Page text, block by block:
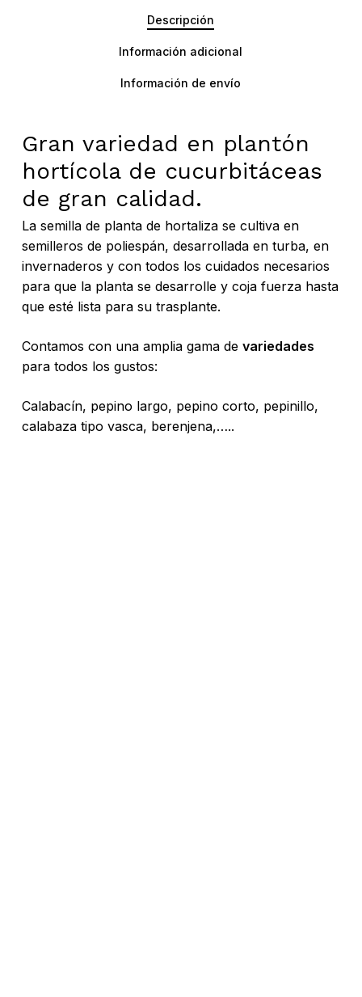
Descripción
Información adicional
Información de envío
Gran variedad en plantón
hortícola de cucurbitáceas
de gran calidad.
La semilla de planta de hortaliza se cultiva en
semilleros de poliespán, desarrollada en turba, en
invernaderos y con todos los cuidados necesarios
para que la planta se desarrolle y coja fuerza hasta
que esté lista para su trasplante.
Contamos con una amplia gama de variedades
para todos los gustos:
Calabacín, pepino largo, pepino corto, pepinillo,
calabaza tipo vasca, berenjena,…..